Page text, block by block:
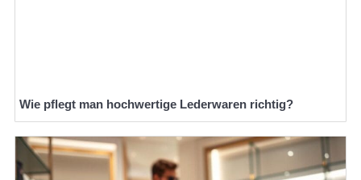
Wie pflegt man hochwertige Lederwaren richtig?